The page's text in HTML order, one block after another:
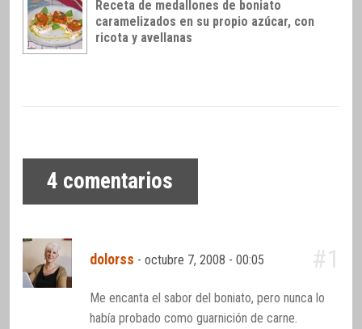
Receta de medallones de boniato
caramelizados en su propio azúcar, con
ricota y avellanas
4 comentarios
dolorss -octubre 7, 2008 - 00:05 #1
Me encanta el sabor del boniato, pero nunca lo
había probado como guarnición de carne.